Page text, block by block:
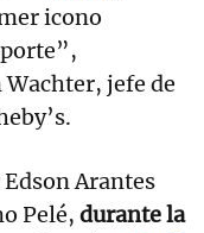
icono
jefe de
Arantes
Pelé, durante la